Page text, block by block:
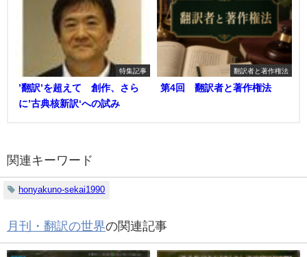
特集記事
’翻訳’を超えて 創作、さら
に’古典核新訳‘への試み
翻訳者と著作権法
第4回 翻訳者と著作権法
関連キーワード
honyakuno-sekai1990
月刊・翻訳の世界の関連記事